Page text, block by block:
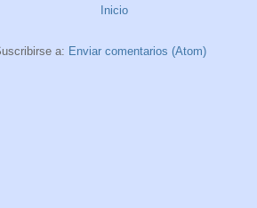
Inicio
a: Enviar comentarios (Atom)